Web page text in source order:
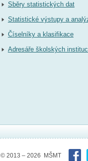
Sběry statistických dat
Statistické výstupy a
Číselníky a klasifikace
Adresáře školských
© 2013 – 2026 MŠMT